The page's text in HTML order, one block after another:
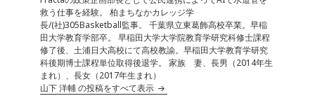
救う仕事を経験。 柏まちなかカレッジ学
長/(社)305Basketball監事。 千葉県立東葛飾高校卒業。早稲
田大学教育学部卒。 早稲田大学大学院教育学研究科修士課程
修了後、土浦日大高校にて高校教諭。早稲田大学教育学研究
科後期博士課程単位取得後退学。 家族 妻、長男（2014年生
まれ）、長女（2017年生まれ）
山下 洋輔 の投稿をすべて表示